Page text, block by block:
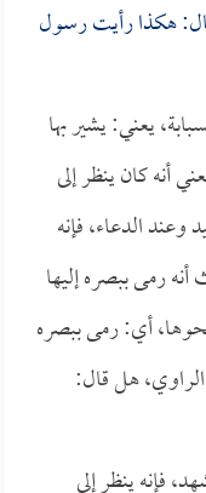
هكذا رأيت رسول
يعني: يشير بها
أنه كان ينظر إلى
الدعاء، فإنه
أنه رمى ببصره إليها
نحوها، أي: رمى ببصره
هل قال:
فإنه ينظر إلى